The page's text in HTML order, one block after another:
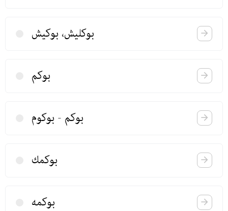
بوكلیش، بوكیش
بوكم
بوكم - بوكوم
بوكمك
بوكمه